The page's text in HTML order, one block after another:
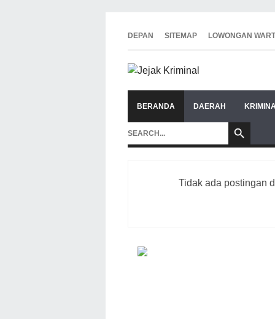
DEPAN SITEMAP LOWONGAN
BERANDA DAERAH
Tidak ada postingan